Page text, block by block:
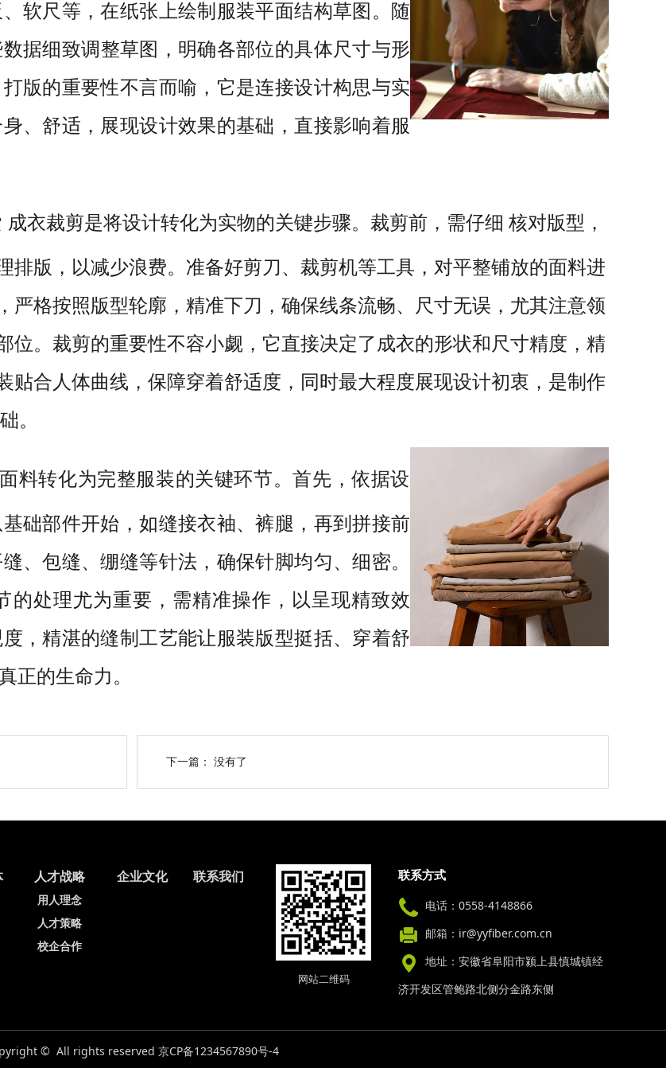
软尺等，在纸张上绘制服装平面结构草图。随
据细致调整草图， 明确各部位的具体尺寸与形
打版的重要性不言而喻，它是连接设计构思与实
、舒适 ，展现设计效果的基础，直接影响着服
成衣裁剪是将设计转化为实物的关键步骤。裁剪前，需仔细 核对版型，
排版，以减少浪费。准备好剪刀、裁剪机等工具，对平整铺放的面料进
严格按照版型轮廓，精准下刀，确保线条流畅、尺寸无误，尤其注意领
位。裁剪的重要性不容小觑，它直接决定了成衣的形状和尺寸精度，精
贴合人体曲线，保障穿着舒适度，同时最大程度展现设计初衷，是制作
。
料转化为完整服装的关键环节。首先，依据设
础部件开始 ，如缝接衣袖、裤腿，再到拼接前
、包缝、绷缝等针法，确保针脚均匀、细密。
的处理尤为重要，需精准操作，以呈现精致效
，精湛的缝制工艺能让服装版型挺括、穿着舒
正的生命力。
下一篇： 没有了
人才战略
用人理念
人才策略
校企合作
企业文化 联系我们
网站二维码
联系方式
电话：0558-4148866
邮箱：ir@yyfiber.com.cn
地址：安徽省阜阳市颍上县慎城镇经
济开发区管鲍路北侧分金路东侧
© All rights reserved 京CP备1234567890号-4